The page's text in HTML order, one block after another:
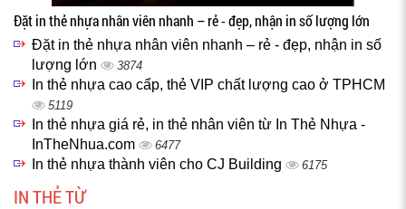
Đặt in thẻ nhựa nhân viên nhanh – rẻ - đẹp, nhận in số lượng lớn
Đặt in thẻ nhựa nhân viên nhanh – rẻ - đẹp, nhận in số
lượng lớn
3874
In thẻ nhựa cao cấp, thẻ VIP chất lượng cao ở TPHCM
5119
In thẻ nhựa giá rẻ, in thẻ nhân viên từ In Thẻ Nhựa -
InTheNhua.com
6477
In thẻ nhựa thành viên cho CJ Building 6175
IN THẺ TỪ